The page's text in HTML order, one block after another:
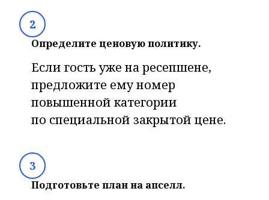
2
Определите ценовую политику.
Если гость уже на ресепшене,
предложите ему номер
повышенной категории
по специальной закрытой цене.
3
Подготовьте план на апселл.